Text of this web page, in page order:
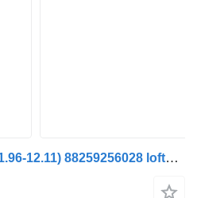
MAN LIONS CITY A23 (01.96-12.11) 88259256028 loftslampe til MAN Lion's bus (1991-)